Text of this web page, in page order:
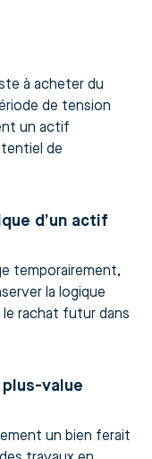
à acheter du
de tension
un actif
de
d’un actif
temporairement,
la logique
rachat futur dans
value
un bien ferait